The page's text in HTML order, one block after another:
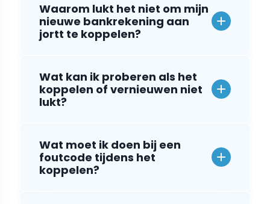
Waarom lukt het niet om mijn
nieuwe bankrekening aan
jortt te koppelen?
Wat kan ik proberen als het
koppelen of vernieuwen niet
lukt?
Wat moet ik doen bij een
foutcode tijdens het
koppelen?